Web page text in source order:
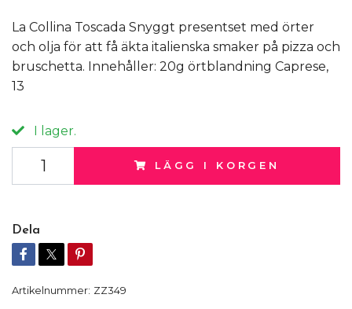
La Collina Toscada Snyggt presentset med örter
och olja för att få äkta italienska smaker på pizza och
bruschetta. Innehåller: 20g örtblandning Caprese,
13
I lager.
LÄGG I KORGEN
Dela
Artikelnummer: ZZ349